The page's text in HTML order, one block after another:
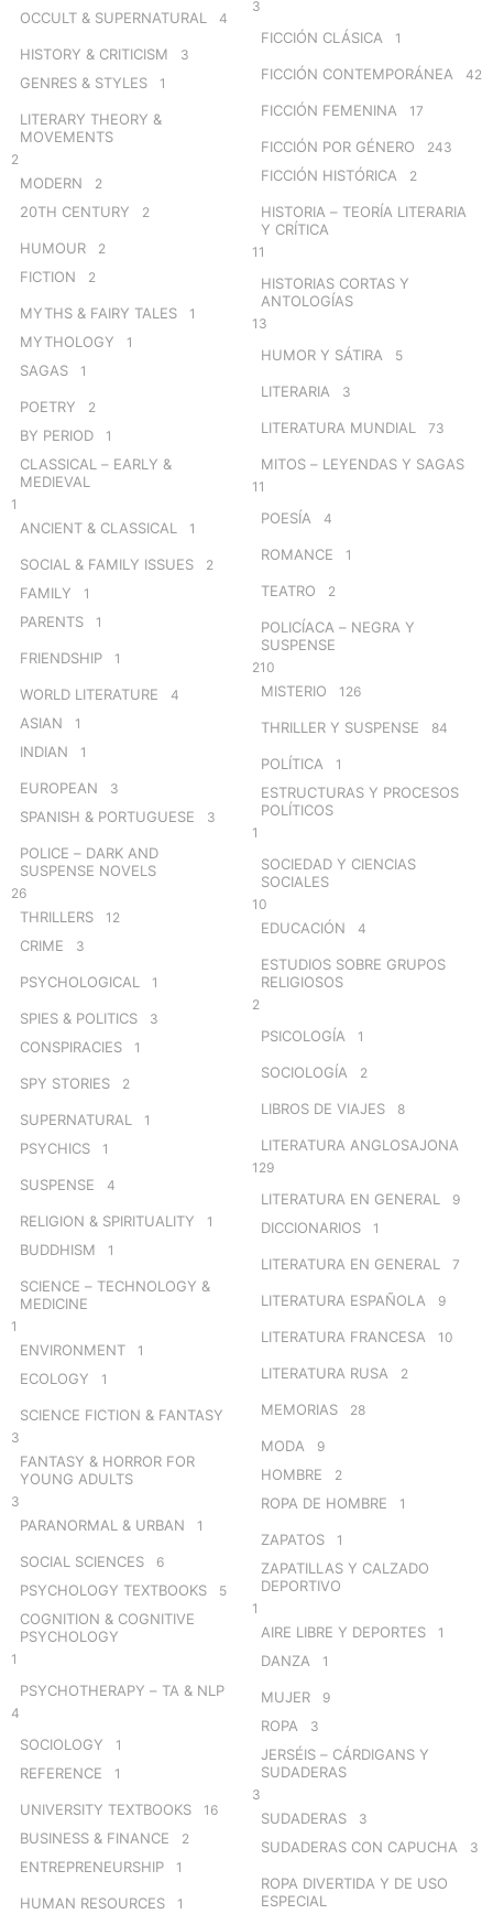
OCCULT & SUPERNATURAL 4
HISTORY & CRITICISM 3
GENRES & STYLES 1
LITERARY THEORY &
MOVEMENTS
2
MODERN 2
20TH CENTURY 2
HUMOUR 2
FICTION 2
MYTHS & FAIRY TALES 1
MYTHOLOGY 1
SAGAS 1
POETRY 2
BY PERIOD 1
CLASSICAL – EARLY &
MEDIEVAL
1
ANCIENT & CLASSICAL 1
SOCIAL & FAMILY ISSUES 2
FAMILY 1
PARENTS 1
FRIENDSHIP 1
WORLD LITERATURE 4
ASIAN 1
INDIAN 1
EUROPEAN 3
SPANISH & PORTUGUESE 3
POLICE – DARK AND
SUSPENSE NOVELS
26
THRILLERS 12
CRIME 3
PSYCHOLOGICAL 1
SPIES & POLITICS 3
CONSPIRACIES 1
SPY STORIES 2
SUPERNATURAL 1
PSYCHICS 1
SUSPENSE 4
RELIGION & SPIRITUALITY 1
BUDDHISM 1
SCIENCE – TECHNOLOGY &
MEDICINE
1
ENVIRONMENT 1
ECOLOGY 1
SCIENCE FICTION & FANTASY
3
FANTASY & HORROR FOR
YOUNG ADULTS
3
PARANORMAL & URBAN 1
SOCIAL SCIENCES 6
PSYCHOLOGY TEXTBOOKS 5
COGNITION & COGNITIVE
PSYCHOLOGY
1
PSYCHOTHERAPY – TA & NLP
4
SOCIOLOGY 1
REFERENCE 1
UNIVERSITY TEXTBOOKS 16
BUSINESS & FINANCE 2
ENTREPRENEURSHIP 1
HUMAN RESOURCES 1
3
FICCIÓN CLÁSICA 1
FICCIÓN CONTEMPORÁNEA 42
FICCIÓN FEMENINA 17
FICCIÓN POR GÉNERO 243
FICCIÓN HISTÓRICA 2
HISTORIA – TEORÍA LITERARIA
Y CRÍTICA
11
HISTORIAS CORTAS Y
ANTOLOGÍAS
13
HUMOR Y SÁTIRA 5
LITERARIA 3
LITERATURA MUNDIAL 73
MITOS – LEYENDAS Y SAGAS
11
POESÍA 4
ROMANCE 1
TEATRO 2
POLICÍACA – NEGRA Y
SUSPENSE
210
MISTERIO 126
THRILLER Y SUSPENSE 84
POLÍTICA 1
ESTRUCTURAS Y PROCESOS
POLÍTICOS
1
SOCIEDAD Y CIENCIAS
SOCIALES
10
EDUCACIÓN 4
ESTUDIOS SOBRE GRUPOS
RELIGIOSOS
2
PSICOLOGÍA 1
SOCIOLOGÍA 2
LIBROS DE VIAJES 8
LITERATURA ANGLOSAJONA
129
LITERATURA EN GENERAL 9
DICCIONARIOS 1
LITERATURA EN GENERAL 7
LITERATURA ESPAÑOLA 9
LITERATURA FRANCESA 10
LITERATURA RUSA 2
MEMORIAS 28
MODA 9
HOMBRE 2
ROPA DE HOMBRE 1
ZAPATOS 1
ZAPATILLAS Y CALZADO
DEPORTIVO
1
AIRE LIBRE Y DEPORTES 1
DANZA 1
MUJER 9
ROPA 3
JERSÉIS – CÁRDIGANS Y
SUDADERAS
3
SUDADERAS 3
SUDADERAS CON CAPUCHA 3
ROPA DIVERTIDA Y DE USO
ESPECIAL